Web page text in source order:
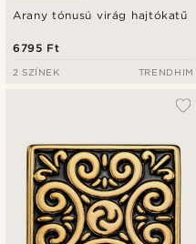
Arany tónusú virág hajtókatű
6795 Ft
2 SZÍNEK TRENDHIM